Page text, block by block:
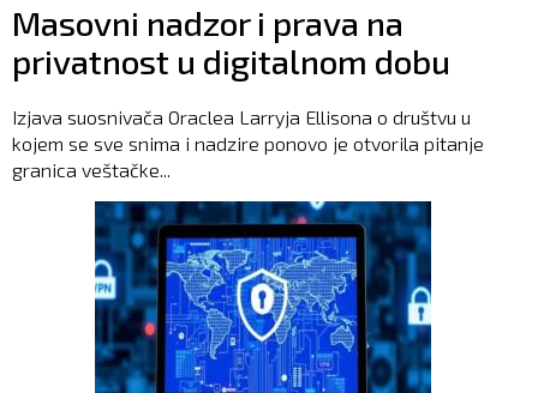
Masovni nadzor i prava na
privatnost u digitalnom dobu
Izjava suosnivača Oraclea Larryja Ellisona o društvu u
kojem se sve snima i nadzire ponovo je otvorila pitanje
granica veštačke...